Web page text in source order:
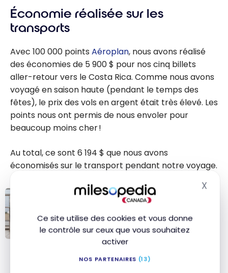
Ce site utilise des cookies et vous donne
le contrôle sur ceux que vous souhaitez
activer
NOS PARTENAIRES (13)
X
American
Express
de voiture:
Comment
fonctionne
vol et
dommages
des cartes
de crédit?
Économie réalisée sur les
transports
Avec 100 000 points Aéroplan, nous avons réalisé
des économies de 5 900 $ pour nos cinq billets
aller-retour vers le Costa Rica. Comme nous avons
voyagé en saison haute (pendant le temps des
fêtes), le prix des vols en argent était très élevé. Les
points nous ont permis de nous envoler pour
beaucoup moins cher !
Au total, ce sont 6 194 $ que nous avons
économisés sur le transport pendant notre voyage.
Guide : économiser sur les billets
d’avion avec les points